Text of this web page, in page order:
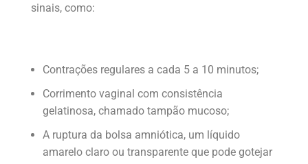
sinais, como:
Contrações regulares a cada 5 a 10 minutos;
Corrimento vaginal com consistência
gelatinosa, chamado tampão mucoso;
A ruptura da bolsa amniótica, um líquido
amarelo claro ou transparente que pode gotejar